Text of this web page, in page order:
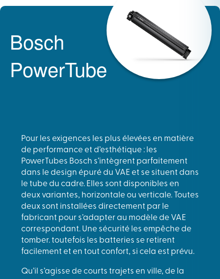
Bosch
PowerTube
Pour les exigences les plus élevées en matière
de performance et d’esthétique : les
PowerTubes Bosch s’intègrent parfaitement
dans le design épuré du VAE et se situent dans
le tube du cadre. Elles sont disponibles en
deux variantes, horizontale ou verticale. Toutes
deux sont installées directement par le
fabricant pour s’adapter au modèle de VAE
correspondant. Une sécurité les empêche de
tomber. toutefois les batteries se retirent
facilement et en tout confort, si cela est prévu.
Qu’il s’agisse de courts trajets en ville, de la